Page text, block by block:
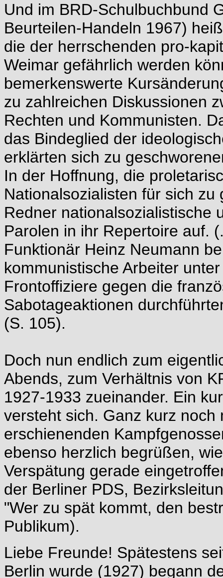
Und im BRD-Schulbuchbund
Beurteilen-Handeln 1967)
die der herrschenden pro-
Weimar gefährlich werden
bemerkenswerte
zu zahlreichen Diskussionen
Rechten und Kommunisten.
das Bindeglied der
erklärten sich zu
In der Hoffnung, die
Nationalsozialisten für sich
Redner nationalsozialistische
Parolen in ihr Repertoire auf.
Funktionär Heinz Neumann
kommunistische Arbeiter
Frontoffiziere gegen die
Sabotageaktionen
(S. 105).
Doch nun endlich zum
Abends, zum Verhältnis von
1927-1933 zueinander. Ein
versteht sich. Ganz kurz
erschienenden
ebenso herzlich begrüßen,
Verspätung gerade
der Berliner PDS,
"Wer zu spät kommt, den
Publikum).
Liebe Freunde! Spätestens
Berlin wurde (1927) begann